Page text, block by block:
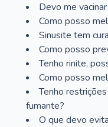
Devo me
Como posso
Sinusite tem
Como posso
Tenho rinite,
Como posso
Tenho
fumante?
O que devo